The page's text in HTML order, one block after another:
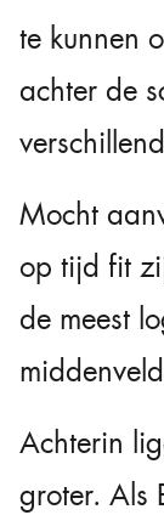
te kunnen
achter de
Mocht
op tijd fit
de meest
Achterin
groter. Als